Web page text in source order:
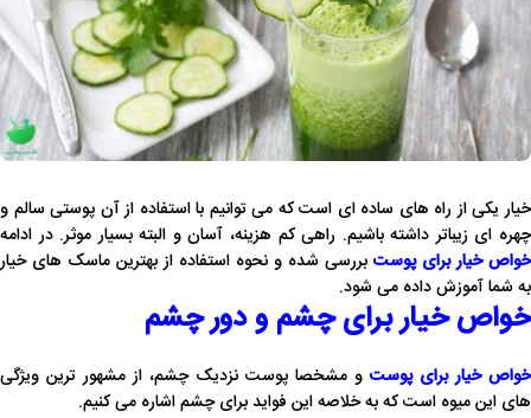
خیار یکی از راه های ساده ای است که می توانیم با استفاده از آن پوستی سالم و
چهره ای زیباتر داشته باشیم. راهی کم هزینه، آسان و البته بسیار موثر. در ادامه
خواص خیار برای پوست بررسی شده و نحوه استفاده از بهترین ماسک های خیار
به شما آموزش داده می شود.
خواص خیار برای چشم و دور چشم
خواص خیار برای پوست و مشخصا پوست نزدیک چشم، از مشهور ترین ویژگی
های این میوه است که به خلاصه این فواید برای چشم اشاره می کنیم.